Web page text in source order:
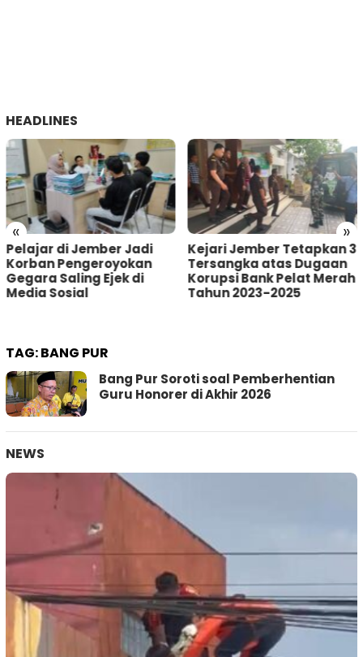
HEADLINES
« »
Kejari Jember Tetapkan 3
Tersangka atas Dugaan
Korupsi Bank Pelat Merah
Tahun 2023-2025
Pria Asal Lumajang
Tertangkap Warga
Sumberbaru Jember
saat akan Curi Kotak
TAG:BANG PUR
Bang Pur Soroti soal Pemberhentian
Guru Honorer di Akhir 2026
NEWS